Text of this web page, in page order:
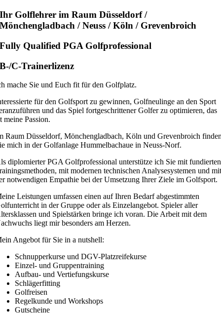
Ihr Golflehrer im Raum Düsseldorf /
Mönchengladbach / Neuss / Köln / Grevenbroich
Fully Qualified PGA Golfprofessional
B-/C-Trainerlizenz
mache Sie und Euch fit für den Golfplatz.
für den Golfsport zu gewinnen, Golfneulinge an den Sport
und das Spiel fortgeschrittener Golfer zu optimieren, das
meine Passion.
Raum Düsseldorf, Mönchengladbach, Köln und Grevenbroich
mich in der Golfanlage Hummelbachaue in Neuss-Norf.
diplomierter PGA Golfprofessional unterstütze ich Sie mit fundierten
mit modernen technischen Analysesystemen und
notwendigen Empathie bei der Umsetzung Ihrer Ziele im Golfsport.
Leistungen umfassen einen auf Ihren Bedarf abgestimmten
in der Gruppe oder als Einzelangebot. Spieler aller
und Spielstärken bringe ich voran. Die Arbeit mit dem
liegt mir besonders am Herzen.
Angebot für Sie in a nutshell:
Schnupperkurse und DGV-Platzreifekurse
Einzel- und Gruppentraining
Aufbau- und Vertiefungskurse
Schlägerfitting
Golfreisen
Regelkunde und Workshops
Gutscheine